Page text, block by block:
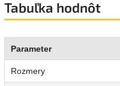
Tabuľka hodnôt
Parameter
Rozmery